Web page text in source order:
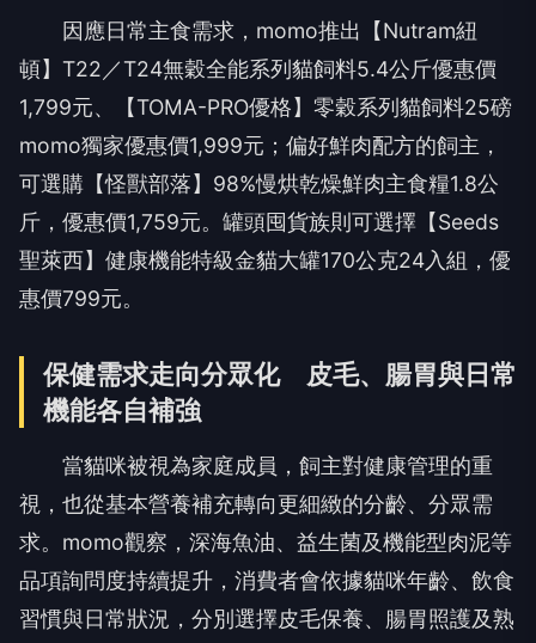
因應日常主食需求，momo推出【Nutram紐
頓】T22／T24無穀全能系列貓飼料5.4公斤優惠價
1,799元、【TOMA-PRO優格】零穀系列貓飼料25磅
momo獨家優惠價1,999元；偏好鮮肉配方的飼主，
可選購【怪獸部落】98%慢烘乾燥鮮肉主食糧1.8公
斤，優惠價1,759元。罐頭囤貨族則可選擇【Seeds
聖萊西】健康機能特級金貓大罐170公克24入組，優
惠價799元。
保健需求走向分眾化 皮毛、腸胃與日常
機能各自補強
當貓咪被視為家庭成員，飼主對健康管理的重
視，也從基本營養補充轉向更細緻的分齡、分眾需
求。momo觀察，深海魚油、益生菌及機能型肉泥等
品項詢問度持續提升，消費者會依據貓咪年齡、飲食
習慣與日常狀況，分別選擇皮毛保養、腸胃照護及熟